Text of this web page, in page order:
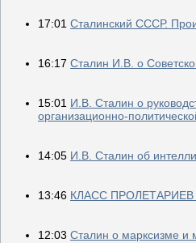
17:01 Сталинский СССР.
16:17 Сталин И.В. о
15:01 И.В. Сталин о
организационно-
14:05 И.В. Сталин об
13:46 КЛАСС
12:03 Сталин о марксизме и